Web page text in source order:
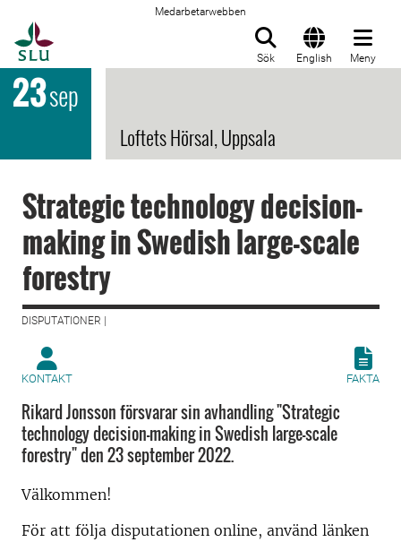
Medarbetarwebben
Sök English Meny
23sep
Loftets Hörsal, Uppsala
Strategic technology decision-
making in Swedish large-scale
forestry
DISPUTATIONER |
KONTAKT FAKTA
Rikard Jonsson försvarar sin avhandling "Strategic
technology decision-making in Swedish large-scale
forestry" den 23 september 2022.
Välkommen!
För att följa disputationen online, använd länken